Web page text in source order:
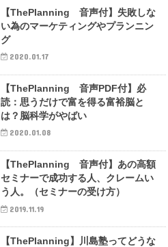
【ThePlanning 音声付】失敗しな
い為のマーケティングやプランニン
グ
2020.01.17
【ThePlanning 音声PDF付】必
読：思うだけで富を得る富裕脳と
は？脳科学がやばい
2020.01.08
【ThePlanning 音声付】あの高額
セミナーで成功する人、クレームい
う人。（セミナーの受け方）
2019.11.19
【ThePlanning】川島塾ってどうな